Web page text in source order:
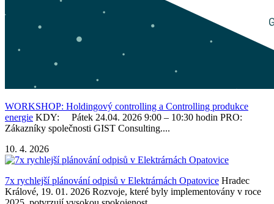
WORKSHOP: Holdingový controlling a Controlling produkce
energie KDY: Pátek 24.04. 2026 9:00 – 10:30 hodin PRO:
Zákazníky společnosti GIST Consulting....
10. 4. 2026
7x rychlejší plánování odpisů v Elektrárnách Opatovice Hradec
Králové, 19. 01. 2026 Rozvoje, které byly implementovány v roce